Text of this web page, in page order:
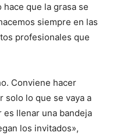
que la grasa se
siempre en las
profesionales que
Conviene hacer
solo lo que se vaya a
llenar una bandeja
los invitados»,